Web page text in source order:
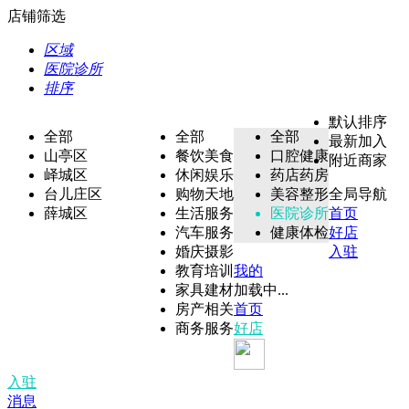
店铺筛选
区域
医院诊所
排序
全部
山亭区
峄城区
台儿庄区
薛城区
全部
餐饮美食
休闲娱乐
购物天地
生活服务
汽车服务
婚庆摄影
教育培训
家具建材
房产相关
商务服务
全部
口腔健康
药店药房
美容整形
医院诊所
健康体检
默认排序
最新加入
附近商家
全局导航
首页
好店
入驻
我的
加载中...
首页
好店
入驻
消息